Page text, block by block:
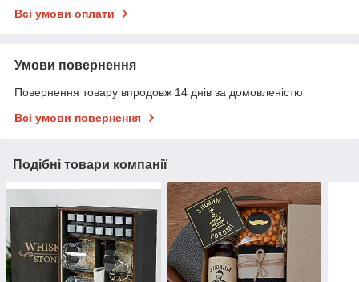
Всі умови оплати
Умови повернення
Повернення товару впродовж 14 днів за домовленістю
Всі умови повернення
Подібні товари компанії